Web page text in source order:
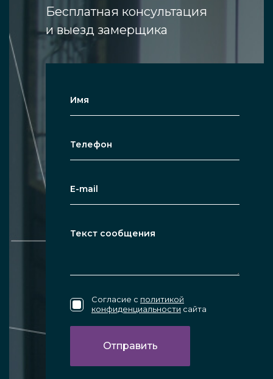
Бесплатная консультация
и выезд замерщика
Согласие с политикой
конфиденциальности сайта